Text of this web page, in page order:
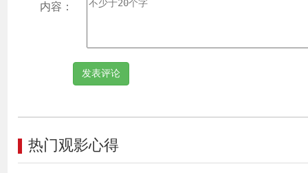
内容：
热门观影心得